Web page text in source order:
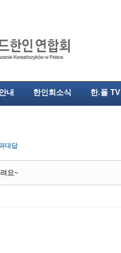
내 한인회소식 한.폴 TV
대답
요~